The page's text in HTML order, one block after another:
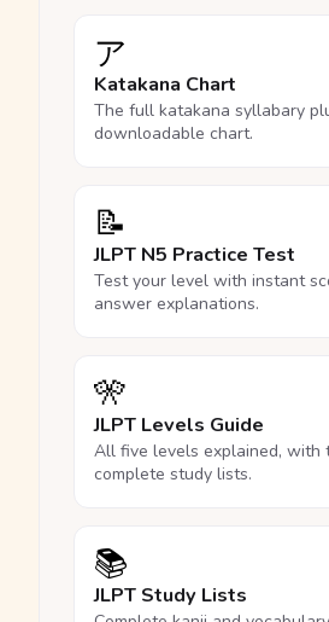
ア
Katakana Chart
The full katakana syllabary
downloadable chart.
📝
JLPT N5 Practice Test
Test your level with instant
answer explanations.
🎌
JLPT Levels Guide
All five levels explained, with
complete study lists.
📚
JLPT Study Lists